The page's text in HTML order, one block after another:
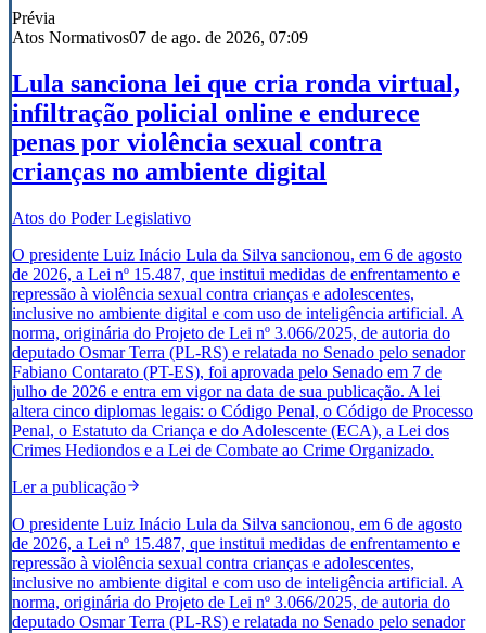
Prévia
Atos Normativos07 de ago. de 2026, 07:09
Lula sanciona lei que cria ronda virtual,
infiltração policial online e endurece
penas por violência sexual contra
crianças no ambiente digital
Atos do Poder Legislativo
O presidente Luiz Inácio Lula da Silva sancionou, em 6 de agosto
de 2026, a Lei nº 15.487, que institui medidas de enfrentamento e
repressão à violência sexual contra crianças e adolescentes,
inclusive no ambiente digital e com uso de inteligência artificial. A
norma, originária do Projeto de Lei nº 3.066/2025, de autoria do
deputado Osmar Terra (PL-RS) e relatada no Senado pelo senador
Fabiano Contarato (PT-ES), foi aprovada pelo Senado em 7 de
julho de 2026 e entra em vigor na data de sua publicação. A lei
altera cinco diplomas legais: o Código Penal, o Código de Processo
Penal, o Estatuto da Criança e do Adolescente (ECA), a Lei dos
Crimes Hediondos e a Lei de Combate ao Crime Organizado.
Ler a publicação
O presidente Luiz Inácio Lula da Silva sancionou, em 6 de agosto
de 2026, a Lei nº 15.487, que institui medidas de enfrentamento e
repressão à violência sexual contra crianças e adolescentes,
inclusive no ambiente digital e com uso de inteligência artificial. A
norma, originária do Projeto de Lei nº 3.066/2025, de autoria do
deputado Osmar Terra (PL-RS) e relatada no Senado pelo senador